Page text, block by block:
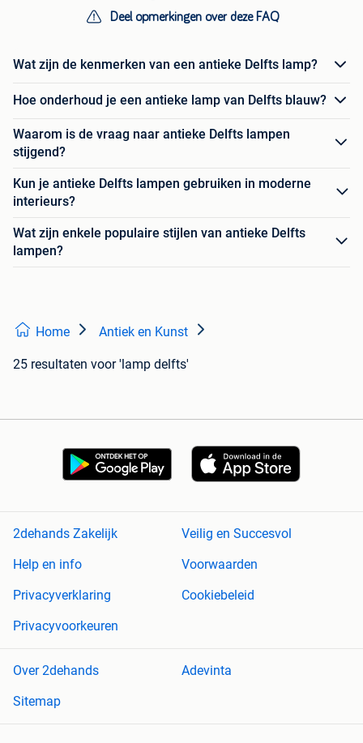
Deel opmerkingen over deze FAQ
Wat zijn de kenmerken van een antieke Delfts lamp?
Hoe onderhoud je een antieke lamp van Delfts blauw?
Waarom is de vraag naar antieke Delfts lampen
stijgend?
Kun je antieke Delfts lampen gebruiken in moderne
interieurs?
Wat zijn enkele populaire stijlen van antieke Delfts
lampen?
Home Antiek en Kunst
25 resultaten voor 'lamp delfts'
2dehands Zakelijk
Veilig en Succesvol
Help en info
Voorwaarden
Privacyverklaring
Cookiebeleid
Privacyvoorkeuren
Over 2dehands
Adevinta
Sitemap